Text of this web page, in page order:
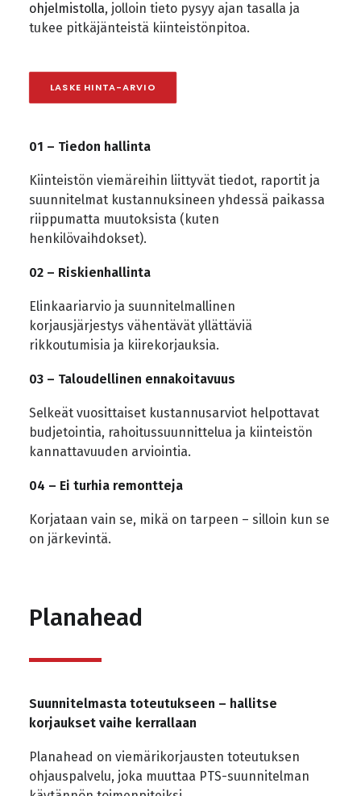
ohjelmistolla, jolloin tieto pysyy ajan tasalla ja
tukee pitkäjänteistä kiinteistönpitoa.
LASKE HINTA-ARVIO
01 – Tiedon hallinta
Kiinteistön viemäreihin liittyvät tiedot, raportit ja
suunnitelmat kustannuksineen yhdessä paikassa
riippumatta muutoksista (kuten
henkilövaihdokset).
02 – Riskienhallinta
Elinkaariarvio ja suunnitelmallinen
korjausjärjestys vähentävät yllättäviä
rikkoutumisia ja kiirekorjauksia.
03 – Taloudellinen ennakoitavuus
Selkeät vuosittaiset kustannusarviot helpottavat
budjetointia, rahoitussuunnittelua ja kiinteistön
kannattavuuden arviointia.
04 – Ei turhia remontteja
Korjataan vain se, mikä on tarpeen – silloin kun se
on järkevintä.
Planahead
Suunnitelmasta toteutukseen – hallitse
korjaukset vaihe kerrallaan
Planahead on viemärikorjausten toteutuksen
ohjauspalvelu, joka muuttaa PTS-suunnitelman